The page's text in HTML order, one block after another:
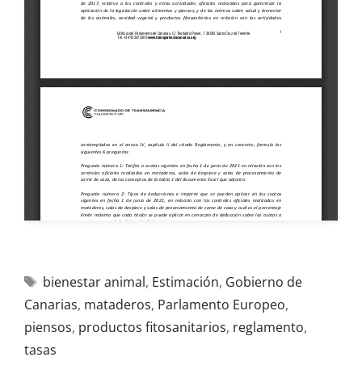
bienestar animal, Estimación, Gobierno de
Canarias, mataderos, Parlamento Europeo,
piensos, productos fitosanitarios, reglamento,
tasas